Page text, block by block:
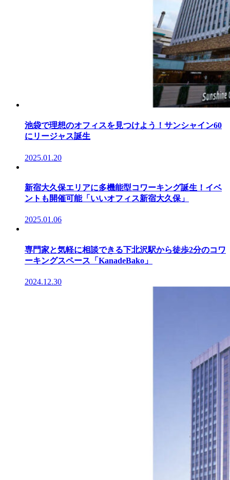
池袋で理想のオフィスを見つけよう！サンシャイン60
にリージャス誕生
2025.01.20
新宿大久保エリアに多機能型コワーキング誕生！イベ
ントも開催可能「いいオフィス新宿大久保」
2025.01.06
専門家と気軽に相談できる下北沢駅から徒歩2分のコワ
ーキングスペース「KanadeBako」
2024.12.30